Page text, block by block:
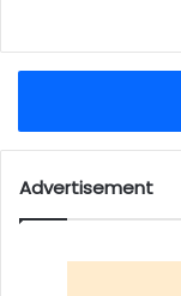
Advertisement